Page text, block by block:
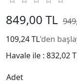
849,00 TL
109,24 TL'den
Havale ile : 832,02
Adet